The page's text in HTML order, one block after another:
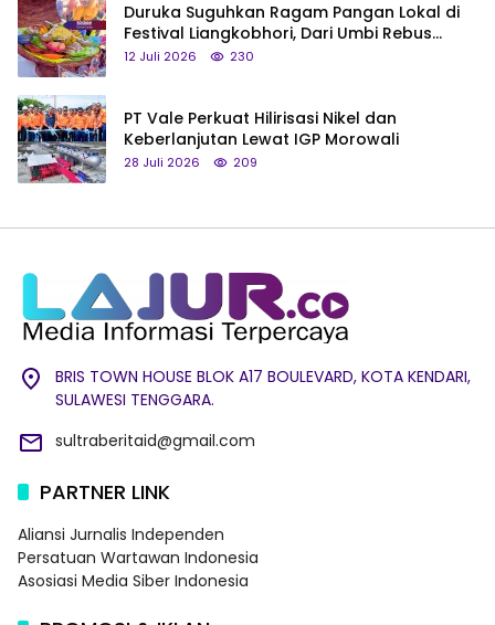
Duruka Suguhkan Ragam Pangan Lokal di
Festival Liangkobhori, Dari Umbi Rebus
hingga Tumpeng Beras Muna
12 Juli 2026 230
PT Vale Perkuat Hilirisasi Nikel dan
Keberlanjutan Lewat IGP Morowali
28 Juli 2026 209
BRIS TOWN HOUSE BLOK A17 BOULEVARD, KOTA KENDARI,
SULAWESI TENGGARA.
sultraberitaid@gmail.com
PARTNER LINK
Aliansi Jurnalis Independen
Persatuan Wartawan Indonesia
Asosiasi Media Siber Indonesia